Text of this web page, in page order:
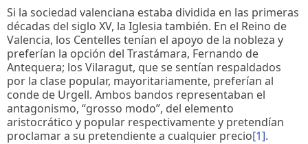
Si la sociedad valenciana estaba dividida en las primeras
décadas del siglo XV, la Iglesia también. En el Reino de
Valencia, los Centelles tenían el apoyo de la nobleza y
preferían la opción del Trastámara, Fernando de
Antequera; los Vilaragut, que se sentían respaldados
por la clase popular, mayoritariamente, preferían al
conde de Urgell. Ambos bandos representaban el
antagonismo, “grosso modo”, del elemento
aristocrático y popular respectivamente y pretendían
proclamar a su pretendiente a cualquier precio[1].